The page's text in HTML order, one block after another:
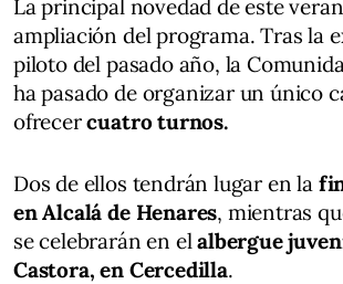
La principal novedad de este
ampliación del programa. Tras la
piloto del pasado año, la
ha pasado de organizar un único
ofrecercuatro turnos.
Dos de ellos tendrán lugar en la
en Alcalá de Henares, mientras
se celebrarán en elalbergue
Castora, en Cercedilla.